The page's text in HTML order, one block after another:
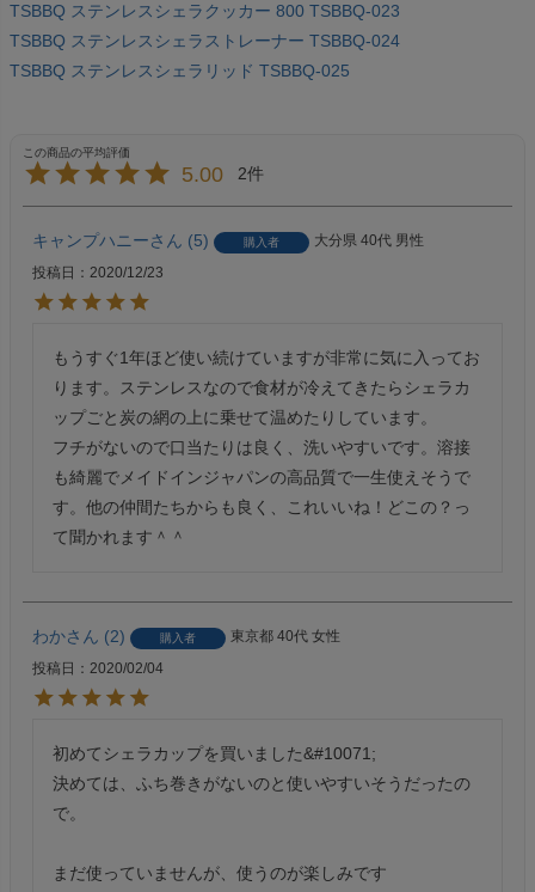
TSBBQ ステンレスシェラクッカー 800 TSBBQ-023
TSBBQ ステンレスシェラストレーナー TSBBQ-024
TSBBQ ステンレスシェラリッド TSBBQ-025
5.00 2
キャンプハニー 5 購入者 大分県 40代 男性
投稿日
2020/12/23
もうすぐ1年ほど使い続けていますが非常に気に入ってお
ります。ステンレスなので食材が冷えてきたらシェラカ
ップごと炭の網の上に乗せて温めたりしています。
フチがないので口当たりは良く、洗いやすいです。溶接
も綺麗でメイドインジャパンの高品質で一生使えそうで
す。他の仲間たちからも良く、これいいね！どこの？っ
て聞かれます＾＾
わか 2 購入者 東京都 40代 女性
投稿日
2020/02/04
初めてシェラカップを買いました&#10071;
決めては、ふち巻きがないのと使いやすいそうだったの
で。
まだ使っていませんが、使うのが楽しみです